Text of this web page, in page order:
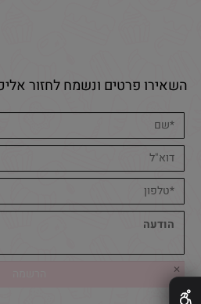
השאירו פרטים ונשמח לחזור
✕